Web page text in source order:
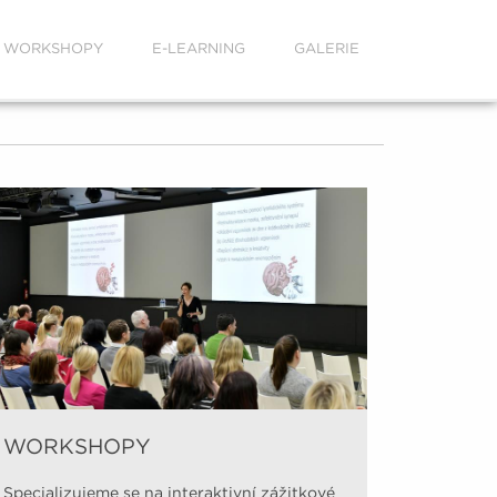
WORKSHOPY E-LEARNING GALERIE
WORKSHOPY
Specializujeme se na interaktivní zážitkové